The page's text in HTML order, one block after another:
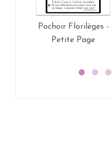
Pochoir Florilèges -
Petite Page